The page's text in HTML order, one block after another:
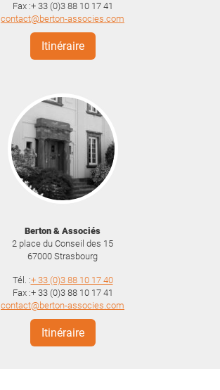
Fax :+ 33 (0)3 88 10 17 41
contact@berton-associes.com
Itinéraire
Berton & Associés
2 place du Conseil des 15
67000 Strasbourg
Tél. :+ 33 (0)3 88 10 17 40
Fax :+ 33 (0)3 88 10 17 41
contact@berton-associes.com
Itinéraire